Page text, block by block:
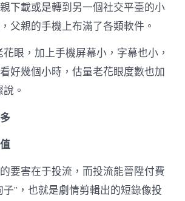
下載或是轉到另一個社交平臺的小
父親的手機上布滿了各類軟件。
眼，加上手機屏幕小，字幕也小，
好幾個小時，估量老花眼度數也加
。
要害在于投流，而投流能晉陞付費
子”，也就是劇情剪輯出的短錄像投